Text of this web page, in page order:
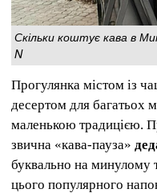
Скільки коштує кава в
N
Прогулянка містом із
десертом для багатьох
маленькою традицією.
звична «кава-пауза»
буквально на минулому
цього популярного